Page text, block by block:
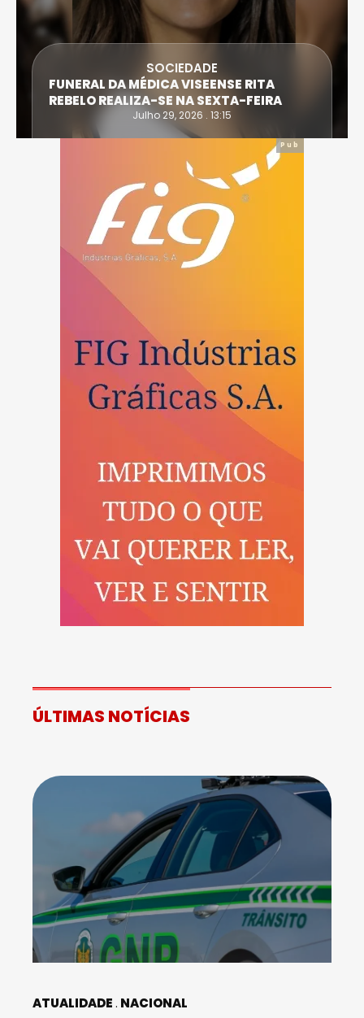
SOCIEDADE
FUNERAL DA MÉDICA VISEENSE RITA
REBELO REALIZA-SE NA SEXTA-FEIRA
Julho 29, 2026 . 13:15
Pub
ÚLTIMAS NOTÍCIAS
ATUALIDADE NACIONAL